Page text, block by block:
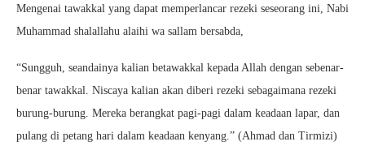
Mengenai tawakkal yang dapat memperlancar rezeki seseorang ini, Nabi
Muhammad shalallahu alaihi wa sallam bersabda,
“Sungguh, seandainya kalian betawakkal kepada Allah dengan sebenar-
benar tawakkal. Niscaya kalian akan diberi rezeki sebagaimana rezeki
burung-burung. Mereka berangkat pagi-pagi dalam keadaan lapar, dan
pulang di petang hari dalam keadaan kenyang.” (Ahmad dan Tirmizi)